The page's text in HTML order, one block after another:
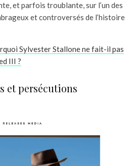
et parfois troublante, sur l’un des
et controversés de l’histoire
Sylvester Stallone ne fait-il pas
III ?
et persécutions